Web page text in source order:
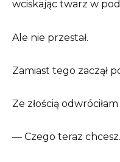
wciskając twarz w
Ale nie przestał.
Zamiast tego zaczął
Ze złością
— Czego teraz